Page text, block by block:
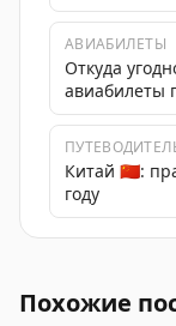
АВИАБИЛЕТЫ
Откуда
авиабилеты
Китай 🇨🇳:
году
Похожие